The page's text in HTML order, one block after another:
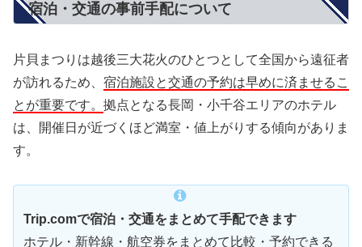
宿泊・交通の事前手配について
片貝まつりは越後三大花火のひとつとして全国から遠征者
が訪れるため、 宿泊施設と交通の予約は早めに済ませるこ
とが重要です。 拠点となる長岡・小千谷エリアのホテル
は、開催日が近づくほど満室・値上がりする傾向がありま
す。
Trip.comで宿泊・交通をまとめて手配できます
ホテル・新幹線・航空券をまとめて比較・予約できる